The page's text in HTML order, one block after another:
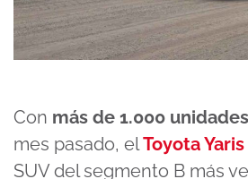
Con más de 1.000
mes pasado, elToyota
SUV del segmento B más